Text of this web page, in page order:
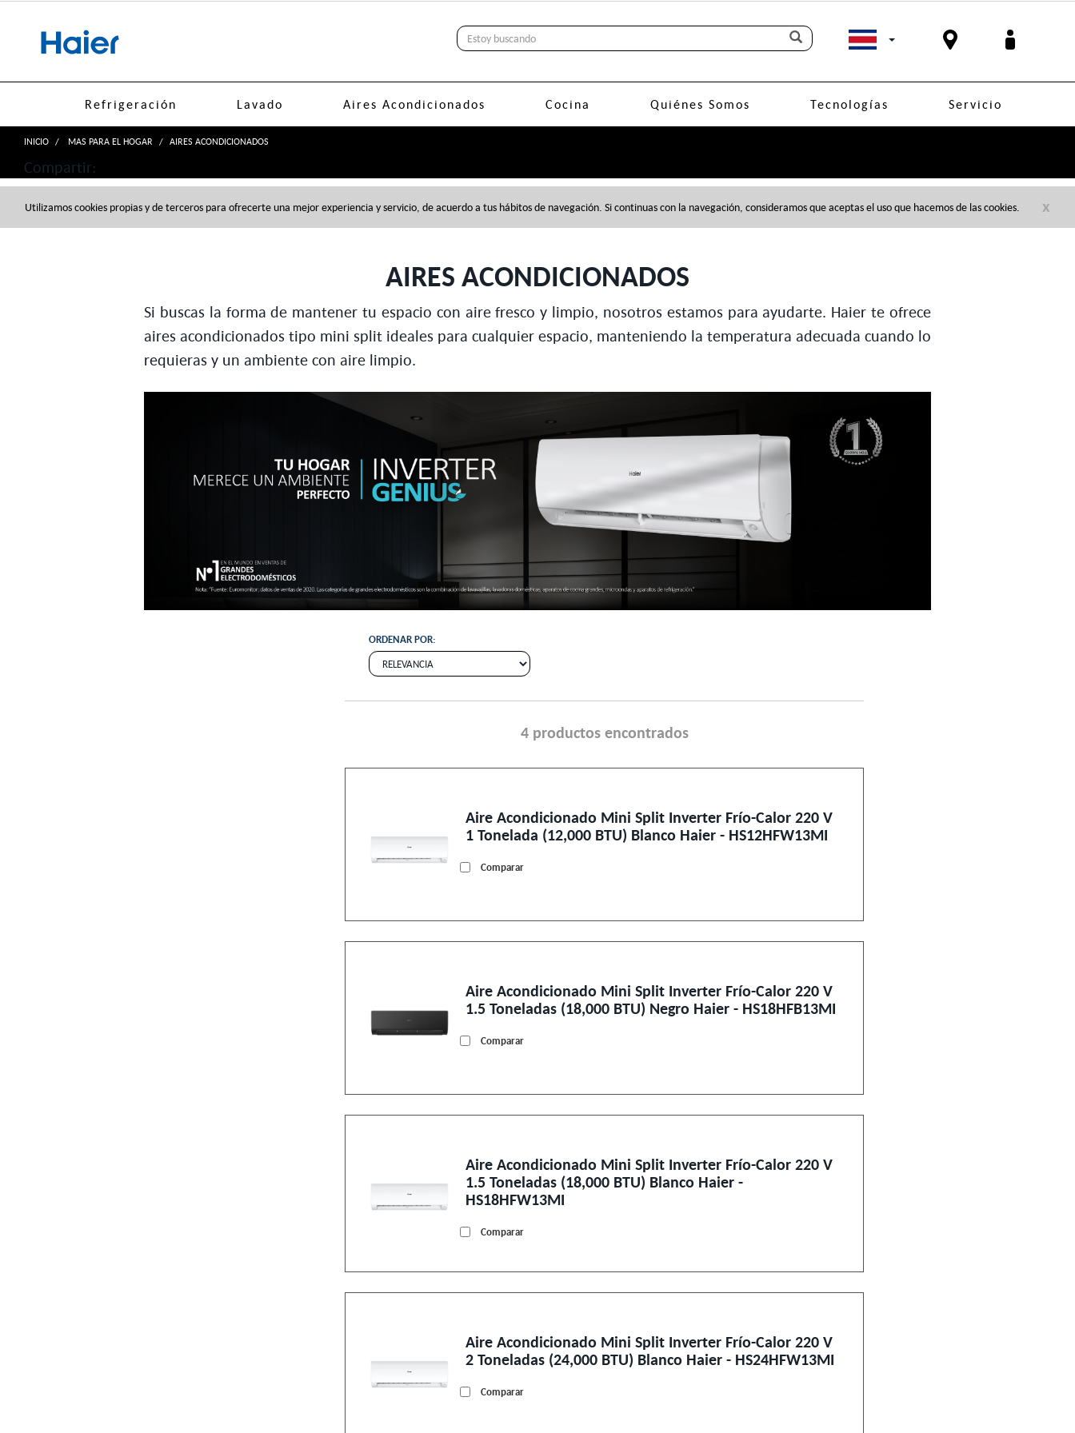
Refrigeración Lavado Aires Acondicionados Cocina Quiénes Somos Tecnologías Servicio
INICIO MAS PARA EL HOGAR AIRES ACONDICIONADOS
Compartir:
x
Utilizamos cookies propias y de terceros para ofrecerte una mejor experiencia y servicio, de acuerdo a tus hábitos de navegación. Si continuas con la navegación, consideramos que aceptas el uso que hacemos de las cookies.
AIRES ACONDICIONADOS
Si buscas la forma de mantener tu espacio con aire fresco y limpio, nosotros estamos para ayudarte. Haier te ofrece
aires acondicionados tipo mini split ideales para cualquier espacio, manteniendo la temperatura adecuada cuando lo
requieras y un ambiente con aire limpio.
ORDENAR POR:
4 productos encontrados
Aire Acondicionado Mini Split Inverter Frío-Calor 220 V
1 Tonelada (12,000 BTU) Blanco Haier - HS12HFW13MI
Comparar
Aire Acondicionado Mini Split Inverter Frío-Calor 220 V
1.5 Toneladas (18,000 BTU) Negro Haier - HS18HFB13MI
Comparar
Aire Acondicionado Mini Split Inverter Frío-Calor 220 V
1.5 Toneladas (18,000 BTU) Blanco Haier -
HS18HFW13MI
Comparar
Aire Acondicionado Mini Split Inverter Frío-Calor 220 V
2 Toneladas (24,000 BTU) Blanco Haier - HS24HFW13MI
Comparar